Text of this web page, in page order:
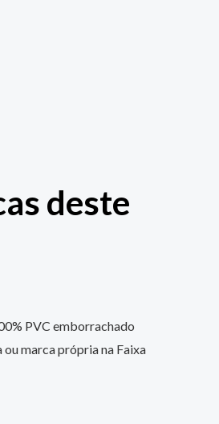
deste
PVC emborrachado
marca própria na Faixa